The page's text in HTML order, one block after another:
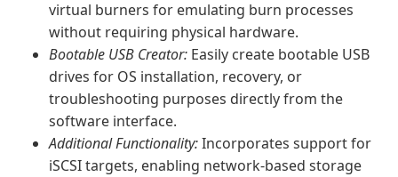
virtual burners for emulating burn processes
without requiring physical hardware.
Bootable USB Creator: Easily create bootable USB
drives for OS installation, recovery, or
troubleshooting purposes directly from the
software interface.
Additional Functionality:Incorporates support for
iSCSI targets, enabling network-based storage